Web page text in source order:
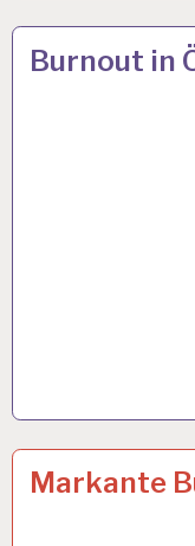
12-
STUNDEN-
Burnout in
14 APR. 2024
12-
STUNDEN-
Markante
13 MÄRZ 2024